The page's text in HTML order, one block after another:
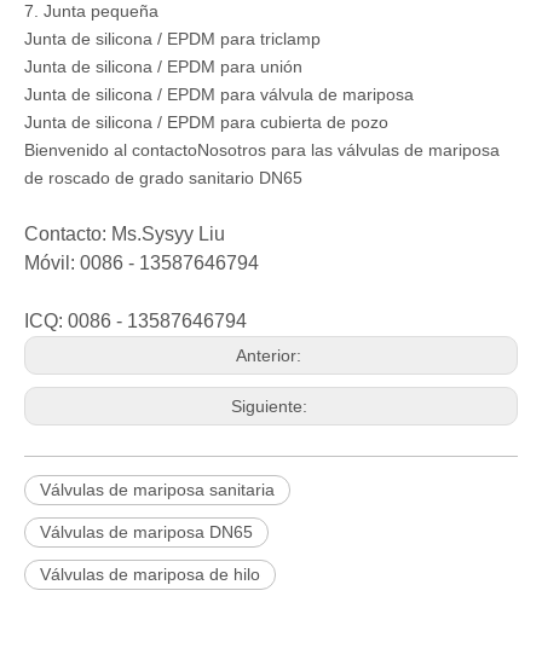
7. Junta pequeña
Junta de silicona / EPDM para triclamp
Junta de silicona / EPDM para unión
Junta de silicona / EPDM para válvula de mariposa
Junta de silicona / EPDM para cubierta de pozo
Bienvenido al contactoNosotros para las válvulas de mariposa
de roscado de grado sanitario DN65
Contacto: Ms.Sysyy Liu
Móvil: 0086 - 13587646794
ICQ: 0086 - 13587646794
Anterior:
Siguiente:
Válvulas de mariposa sanitaria
Válvulas de mariposa DN65
Válvulas de mariposa de hilo